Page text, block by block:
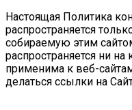
Настоящая Политика
распространяется
собираемую этим
распространяется ни
применима к веб-
делаться ссылки на